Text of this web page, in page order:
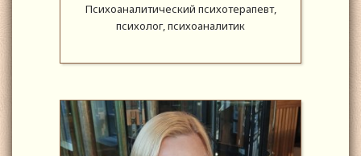
Психоаналитический психотерапевт,
психолог, психоаналитик